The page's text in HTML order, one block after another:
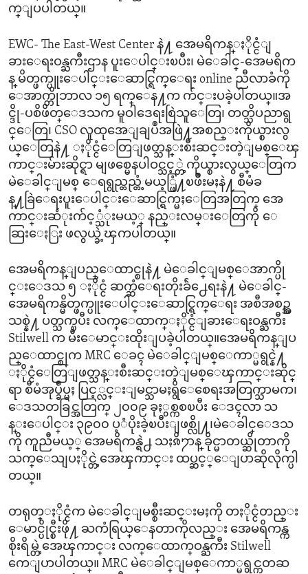
က္ျပပါတယ္။
EWC- The East-West Center နဲ႔ အေမရိကန္ႏိုင္ငံျ
ခားေရးဝန္ႀကီးဌာန ပူးေပါင္းၿပီး၊ မဲေခါင္-အေမရိက
န္ မိတ္ဖက္ပူးေပါင္းေဆာင္ရြက္ေရး online ညီလာခံကို
ေအာက္တိုဘာလ ၁၅ ရက္ေန႔က က်င္းပခဲ့ပါတယ္။အ
င္ဒို-ပစိဖိတ္ေဒသက မူဝါဒေရးစြဲသူေတြ၊ တတ္သိပညာရွ
င္ေတြ၊ CSO လူထုအေျချပဳအဖြဲ႔အစည္းကိုယ္စားလွ
ယ္ေတြနဲ႔ ႏိုင္ငံေတြျဖတ္သန္းစီးဆင္းတဲ့ျမစ္ေၾ
ကာင္းမ်ားဆိုင္ရာ မျဖစ္မေနပါဝင္သင့္တဲ့ကိုယ္စားလွယ္ေတြက
မဲေခါင္ျမစ္ ေရရွည္တည္တံ့မယ့္ဖြံ႔ၿဖိဳးမႈနဲ႔ စီမံခ
န္႔ခြဲေရးပူးေပါင္းေဆာင္ရြက္မႈေတြအတြက္ အေ
ကာင္းဆံုးက်င့္သံုးမယ့္ နည္းလမ္းေတြကို ေ
ဆြးေႏြး ဖလွယ္ခဲ့ၾကပါတယ္။
အေမရိကန္ျပည္ေထာင္စုနဲ႔ မဲေခါင္ျမစ္ေအာက္ပို
င္းေဒသ ၅ ႏိုင္ငံ ဆက္ဆံေရးတိုးခ်ဲ႕ေရးနဲ႔ မဲေခါင္-
အေမရိကန္မိတ္ဖက္ပူးေပါင္းေဆာင္ရြက္ေရး အစီအစဥ္အ
သစ္နဲ႔ ပတ္သက္ၿပီး လက္ေထာက္ႏိုင္ငံျခားေရးဝန္ႀကီး
Stilwell က မီးေမာင္းထိုးျပခဲ့ပါတယ္။အေမရိကန္ျပ
ည္ေထာင္စုက MRC ေခၚ မဲေခါင္ျမစ္ေကာ္မရွင္နဲ႔
ႏိုင္ငံေတြျဖတ္သန္းစီးဆင္းတဲ့ျမစ္ေၾကာင္းဆိုင္
ရာ စီမံအုပ္ခ်ဳပ္မႈ ပြင့္လင္းျမင္သာမႈရွိေစေရးအတြက္သာမက၊
ေဒသတခြင္အတြက္ ၂၀၀၉ ခုႏွစ္ကစၿပီး ေဒၚလာ သ
န္းေပါင္း ၃၉၀၀ ပ့ံပိုးခဲ့ၿပီးျဖစ္လို႔၊မဲေခါင္ေဒသ
ကို ကူညီမယ့္ အေမရိကန္ရဲ႕ သႏၷိ႒ာန္ ခိုင္မာတယ္ဆိုတာကို
သက္ေသျပႏိုင္တဲ့အေၾကာင္း ထပ္ဆင့္ေျပာဆိုလိုက္ပါ
တယ္။
တရုတ္ႏိုင္ငံက မဲေခါင္ျမစ္စီးဆင္းမႈကို တႏိုင္ငံတည္း
ေမာင္ပိုင္စီးဖို႔ ႀကံရြယ္ေနတာကိုလည္း အေမရိကန္က
စိုးရိမ္တဲ့အေၾကာင္း လက္ေထာက္ဝန္ႀကီး Stilwell
ကေျပာပါတယ္။ MRC မဲေခါင္ျမစ္ေကာ္မရွင္ကတဆ